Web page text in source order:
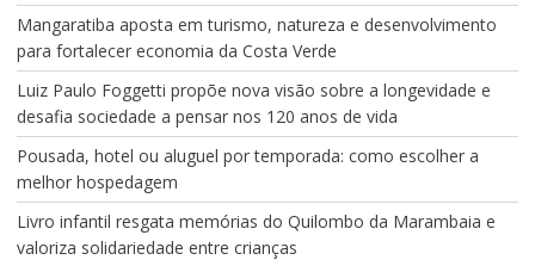
Mangaratiba aposta em turismo, natureza e desenvolvimento
para fortalecer economia da Costa Verde
Luiz Paulo Foggetti propõe nova visão sobre a longevidade e
desafia sociedade a pensar nos 120 anos de vida
Pousada, hotel ou aluguel por temporada: como escolher a
melhor hospedagem
Livro infantil resgata memórias do Quilombo da Marambaia e
valoriza solidariedade entre crianças